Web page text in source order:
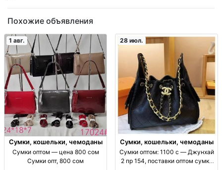
Похожие объявления
1 авг.
Сумки, кошельки, чемоданы
Сумки оптом — цена 800 сом
Сумки опт, 800 сом
28 июл.
Сумки, кошельки, чемоданы
Сумки оптом: 1100 с — Джунхай
2 пр 154, поставки оптом сумки